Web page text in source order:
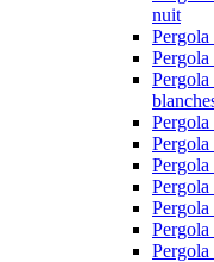
nuit
Pergola
Pergola
Pergola
Pergola
Pergola